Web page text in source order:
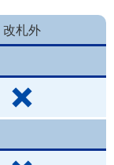
改札外